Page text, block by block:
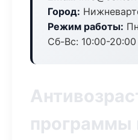
Город:
Режим работы:
Сб-Вс: 10:00-20:00
программы